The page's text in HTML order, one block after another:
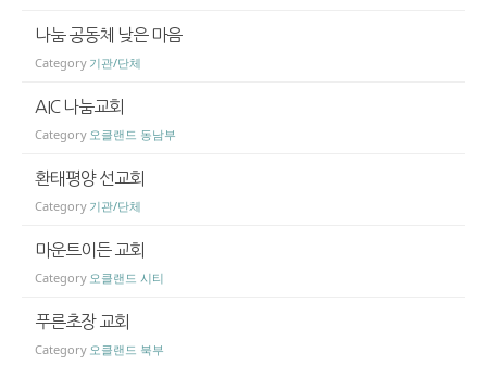
나눔 공동체 낮은 마음
Category 기관/단체
AIC 나눔교회
Category 오클랜드 동남부
환태평양 선교회
Category 기관/단체
마운트이든 교회
Category 오클랜드 시티
푸른초장 교회
Category 오클랜드 북부